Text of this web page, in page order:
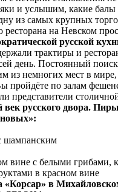
и услышим, какие балы
из самых крупных
ресторана на Невском
русской
трактиры и
день. Постоянный
из немногих мест в
пройдёте по залам
представители
век русского двора.
шампанским
вине с белыми грибами,
в красном вине
«Корсар» в